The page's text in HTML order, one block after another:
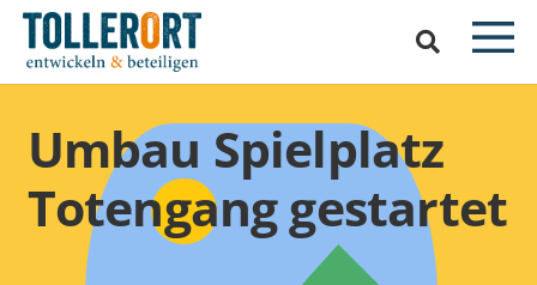
Umbau Spielplatz
Totengang gestartet